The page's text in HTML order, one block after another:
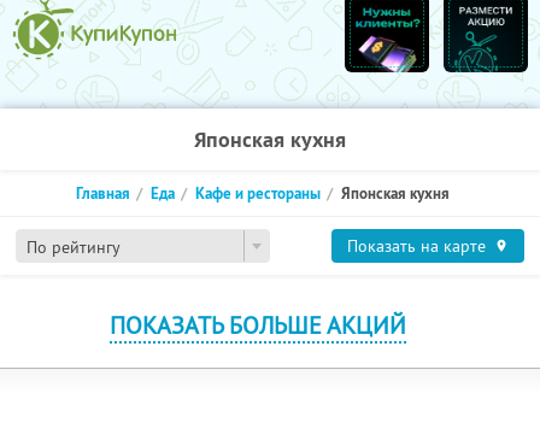
Японская кухня
По рейтингу
Главная Еда Кафе и рестораны Японская кухня
Показать на карте
ПОКАЗАТЬ БОЛЬШЕ АКЦИЙ